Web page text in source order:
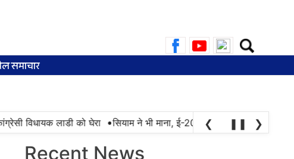
Search
for:
समाचार
विधायक लाडी को घेरा • सियाम ने भी माना, ई-20 में ज्यादा क्लोराइड और नमी
❮ ❚❚ ❯
Recent News